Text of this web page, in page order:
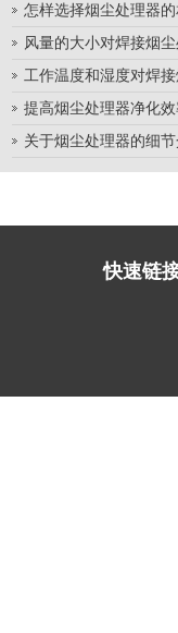
怎样选择烟尘处理器的
关于烟尘处理器的细
快速链